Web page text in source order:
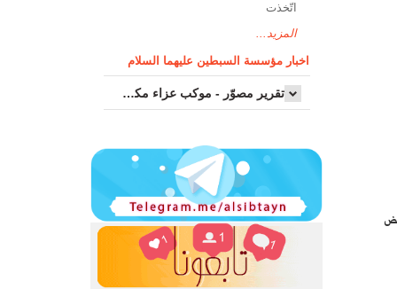
اتّخذت
المزيد...
اخبار مؤسسة السبطين عليهما السلام
تقرير مصوّر - موكب عزاء مکتب سماحة اية الله السيد مرتضى الموسوي الاصفهاني في يوم إستشهاد السيدة فاطم...